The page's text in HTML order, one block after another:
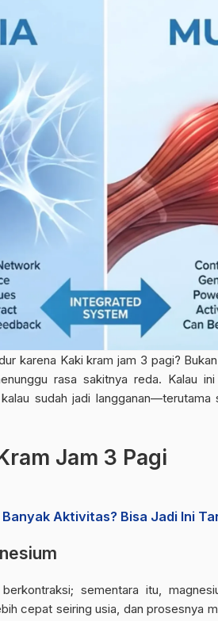
karena Kaki kram jam 3 pagi?
rasa sakitnya reda. Kalau
sudah jadi
Jam 3 Pagi
Aktivitas? Bisa Jadi Ini
sementara itu,
cepat seiring usia, dan prosesnya